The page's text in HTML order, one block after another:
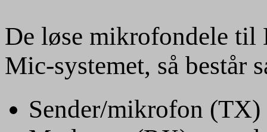
De løse mikrofondele til
Mic-systemet, så består
Sender/mikrofon (TX)